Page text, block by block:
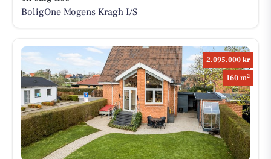
BoligOne Mogens Kragh I/S
2.095.000 kr
160 m2